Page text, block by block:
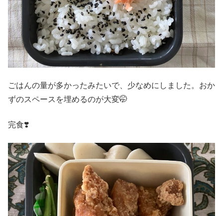
ごはんの量が多かったみたいで、少なめにしました。おか
ずのスペースを埋めるのが大変🤭
完食❣️